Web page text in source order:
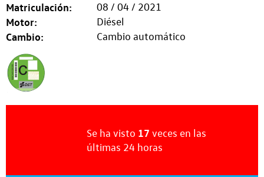
Matriculación: 08 / 04 / 2021
Motor: Diésel
Cambio: Cambio automático
Se ha visto 17 veces en las
últimas 24 horas